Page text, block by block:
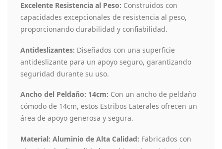
Excelente Resistencia al Peso: Construidos con
capacidades excepcionales de resistencia al peso,
proporcionando durabilidad y confiabilidad.
Antideslizantes: Diseñados con una superficie
antideslizante para un apoyo seguro, garantizando
seguridad durante su uso.
Ancho del Peldaño: 14cm: Con un ancho de peldaño
cómodo de 14cm, estos Estribos Laterales ofrecen un
área de apoyo generosa y segura.
Material: Aluminio de Alta Calidad: Fabricados con